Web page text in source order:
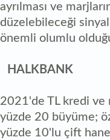
ayrılması ve
düzelebileceği
önemli olumlu
HALKBANK
2021'de TL kredi ve
yüzde 20 büyüme;
yüzde 10'lu çift